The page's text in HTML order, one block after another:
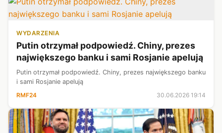
WYDARZENIA
Putin otrzymał podpowiedź. Chiny, prezes
największego banku i sami Rosjanie apelują
Putin otrzymał podpowiedź. Chiny, prezes największego banku
i sami Rosjanie apelują
RMF24
30.06.2026 19:14